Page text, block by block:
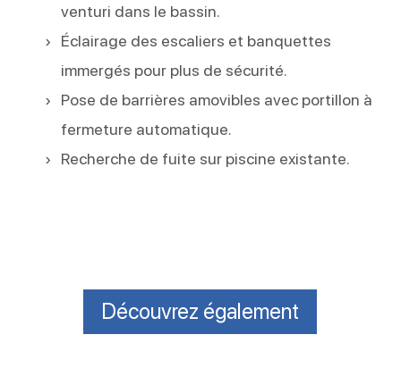
venturi dans le bassin.
Éclairage des escaliers et banquettes
immergés pour plus de sécurité.
Pose de barrières amovibles avec portillon à
fermeture automatique.
Recherche de fuite sur piscine existante.
Découvrez également